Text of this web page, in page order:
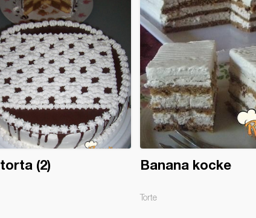
(2) Banana kocke
Torte